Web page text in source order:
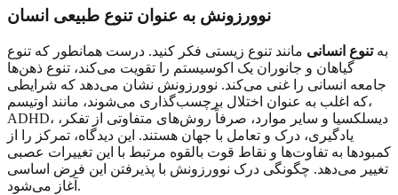
نوورزونش به عنوان تنوع طبیعی انسان
بهتنوع انسانی مانند تنوع زیستی فکر کنید. درست همانطور که تنوع
گیاهان و جانوران یک اکوسیستم را تقویت می‌کند، تنوع ذهن‌ها
جامعه انسانی را غنی می‌کند. نوورزونش نشان می‌دهد که شرایطی
که اغلب به عنوان اختلال برچسب‌گذاری می‌شوند، مانند اوتیسم،
ADHD، دیسلکسیا و سایر موارد، صرفاً روش‌های متفاوتی از تفکر،
یادگیری، درک و تعامل با جهان هستند. این دیدگاه، تمرکز را از
کمبودها به تفاوت‌ها و نقاط قوت بالقوه مرتبط با این تغییرات عصبی
تغییر می‌دهد. چگونگی درک نوورزونش با پذیرفتن این فرض اساسی
آغاز می‌شود.